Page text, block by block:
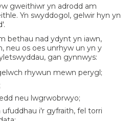
gweithiwr yn adrodd am
Yn swyddogol, gelwir hyn yn
bethau nad ydynt yn iawn,
neu os oes unrhyw un yn y
gan gynnwys:
rhywun mewn perygl;
neu lwgrwobrwyo;
i'r gyfraith, fel torri